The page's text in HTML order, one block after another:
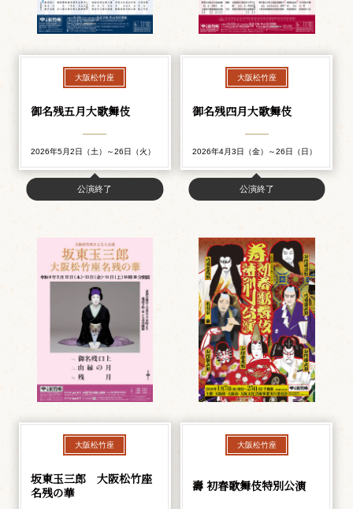
大阪松竹座
御名残五月大歌舞伎
2026年5月2日（土）～26日（火）
公演終了
大阪松竹座
御名残四月大歌舞伎
2026年4月3日（金）～26日（日）
公演終了
大阪松竹座
坂東玉三郎 大阪松竹座
名残の華
大阪松竹座
壽 初春歌舞伎特別公演